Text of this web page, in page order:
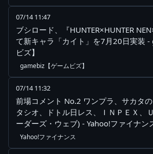
07/14 11:47
ブシロード、『HUNTER×HUNTER
て新キャラ「カイト」を7月20日実装
ビズ】
gamebiz【ゲームビズ】
07/14 11:32
前場コメント No.2 ワンプラ、サカタ
タシオ、ドトル日レス、ＩＮＰＥＸ、
ーダーズ・ウェブ) - Yahoo!ファイナン
Yahoo!ファイナンス